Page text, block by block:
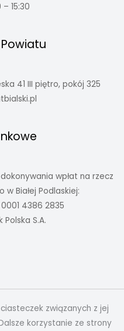
15:30
41 III piętro, pokój 325
wpłat na rzecz
Białej Podlaskiej:
4386 2835
S.A.
związanych z jej
korzystanie ze strony